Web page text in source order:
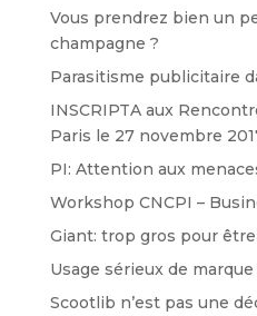
Vous prendrez bien un
champagne ?
Parasitisme publicitaire
INSCRIPTA aux
Paris le 27 novembre
PI: Attention aux
Workshop CNCPI –
Giant: trop gros pour
Usage sérieux de marque
Scootlib n’est pas une